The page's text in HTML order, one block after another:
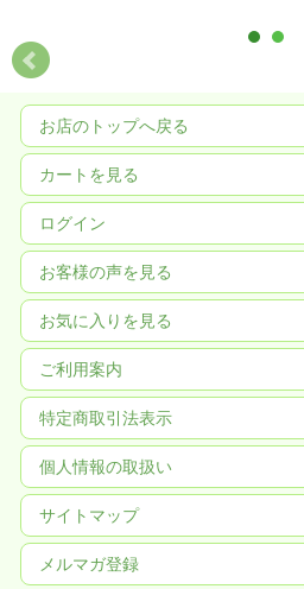
お店のトップへ戻る
カートを見る
ログイン
お客様の声を見る
お気に入りを見る
ご利用案内
特定商取引法表示
個人情報の取扱い
サイトマップ
メルマガ登録